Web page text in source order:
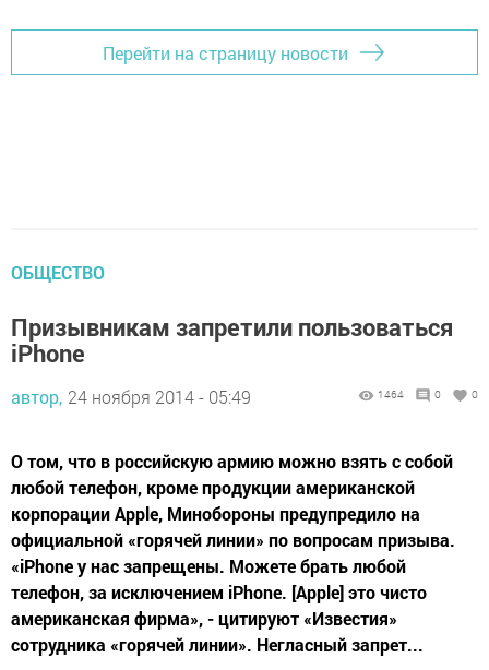
Перейти на страницу новости
ОБЩЕСТВО
Призывникам запретили пользоваться
iPhone
автор, 24 ноября 2014 - 05:49 1464 0 0
О том, что в российскую армию можно взять с собой
любой телефон, кроме продукции американской
корпорации Apple, Минобороны предупредило на
официальной «горячей линии» по вопросам призыва.
«iPhone у нас запрещены. Можете брать любой
телефон, за исключением iPhone. [Apple] это чисто
американская фирма», - цитируют «Известия»
сотрудника «горячей линии». Негласный запрет...